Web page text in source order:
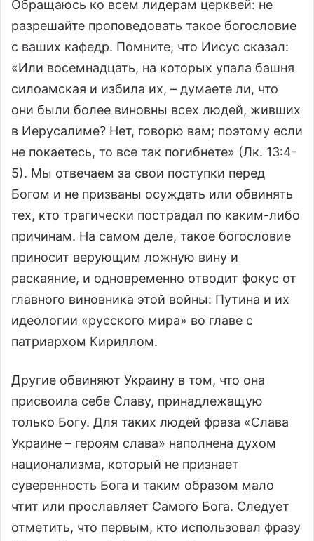
Обращаюсь ко всем лидерам церквей: не
разрешайте проповедовать такое богословие
с ваших кафедр. Помните, что Иисус сказал:
«Или восемнадцать, на которых упала башня
силоамская и избила их, – думаете ли, что
они были более виновны всех людей, живших
в Иерусалиме? Нет, говорю вам; поэтому если
не покаетесь, то все так погибнете» (Лк. 13:4-
5). Мы отвечаем за свои поступки перед
Богом и не призваны осуждать или обвинять
тех, кто трагически пострадал по каким-либо
причинам. На самом деле, такое богословие
приносит верующим ложную вину и
раскаяние, и одновременно отводит фокус от
главного виновника этой войны: Путина и их
идеологии «русского мира» во главе с
патриархом Кириллом.
Другие обвиняют Украину в том, что она
присвоила себе Славу, принадлежащую
только Богу. Для таких людей фраза «Слава
Украине – героям слава» наполнена духом
национализма, который не признает
суверенность Бога и таким образом мало
чтит или прославляет Самого Бога. Следует
отметить, что первым, кто использовал фразу